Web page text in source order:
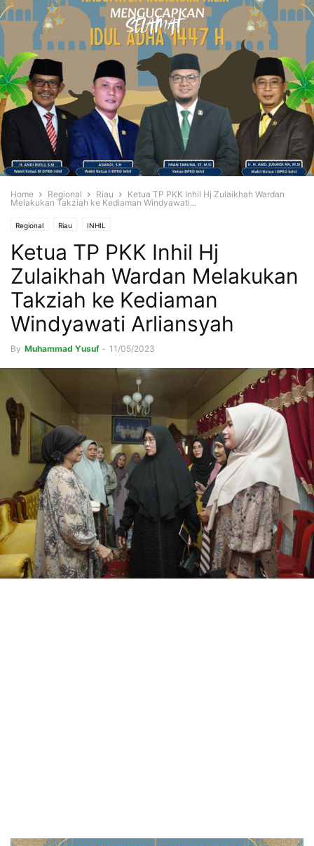
Home Regional Riau
Ketua TP PKK Inhil Hj Zulaikhah Wardan
Melakukan Takziah ke Kediaman Windyawati...
Regional Riau INHIL
Ketua TP PKK Inhil Hj
Zulaikhah Wardan Melakukan
Takziah ke Kediaman
Windyawati Arliansyah
By Muhammad Yusuf - 11/05/2023